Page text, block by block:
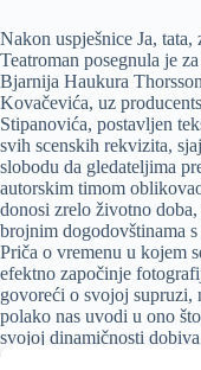
Nakon uspješnice Ja, tata,
Teatroman posegnula je
Bjarnija Haukura
Kovačevića, uz
Stipanovića, postavljen
svih scenskih rekvizita,
slobodu da gledateljima
autorskim timom
donosi zrelo životno
brojnim dogodovštinama
Priča o vremenu u kojem
efektno započinje
govoreći o svojoj
polako nas uvodi u ono
svojoj dinamičnosti
već na samom početku